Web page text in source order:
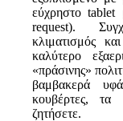
εύχρηστο tablet
request).
κλιματισμός
καλύτερο
«πράσινης»
βαμβακερά
κουβέρτες, τα
ζητήσετε.